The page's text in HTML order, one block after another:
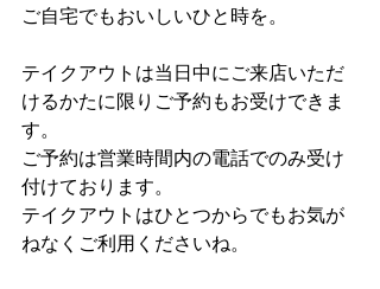
ご自宅でもおいしいひと時を。
テイクアウトは当日中にご来店いただ
けるかたに限りご予約もお受けできま
す。
ご予約は営業時間内の電話でのみ受け
付けております。
テイクアウトはひとつからでもお気が
ねなくご利用くださいね。